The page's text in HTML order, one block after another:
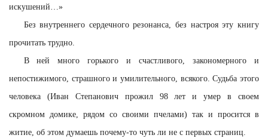
искушений…»
Без внутреннего сердечного резонанса, без настроя эту книгу
прочитать трудно.
В ней много горького и счастливого, закономерного и
непостижимого, страшного и умилительного, всякого. Судьба этого
человека (Иван Степанович прожил 98 лет и умер в своем
скромном домике, рядом со своими пчелами) так и просится в
житие, об этом думаешь почему-то чуть ли не с первых страниц.